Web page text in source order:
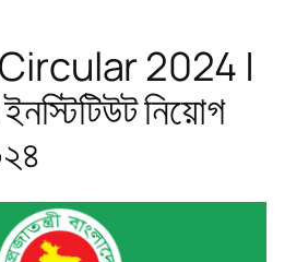
2024 |
নিয়োগ